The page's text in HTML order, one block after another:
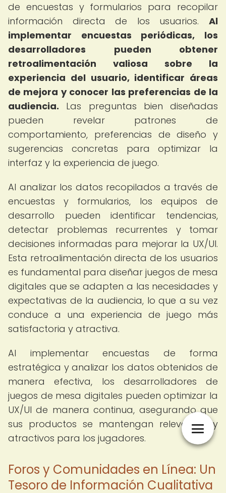
de encuestas y formularios para recopilar
información directa de los usuarios. Al
implementar encuestas periódicas, los
desarrolladores pueden obtener
retroalimentación valiosa sobre la
experiencia del usuario, identificar áreas
de mejora y conocer las preferencias de la
audiencia. Las preguntas bien diseñadas
pueden revelar patrones de
comportamiento, preferencias de diseño y
sugerencias concretas para optimizar la
interfaz y la experiencia de juego.
Al analizar los datos recopilados a través de
encuestas y formularios, los equipos de
desarrollo pueden identificar tendencias,
detectar problemas recurrentes y tomar
decisiones informadas para mejorar la UX/UI.
Esta retroalimentación directa de los usuarios
es fundamental para diseñar juegos de mesa
digitales que se adapten a las necesidades y
expectativas de la audiencia, lo que a su vez
conduce a una experiencia de juego más
satisfactoria y atractiva.
Al implementar encuestas de forma
estratégica y analizar los datos obtenidos de
manera efectiva, los desarrolladores de
juegos de mesa digitales pueden optimizar la
UX/UI de manera continua, asegurando que
sus productos se mantengan relevantes y
atractivos para los jugadores.
Foros y Comunidades en Línea: Un
Tesoro de Información Cualitativa